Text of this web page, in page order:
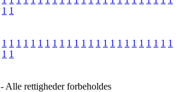
1 1
1 1 1 1 1 1 1 1 1 1 1 1 1 1 1 1 1 1 1 1 1 1 1 1
1 1
- Alle rettigheder forbeholdes